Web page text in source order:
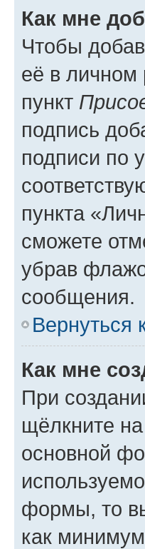
Как мне
Чтобы
её в личном
пункт
подпись
подписи по
пункта
сможете
убрав
сообщения.
Вернуться
Как мне
При
щёлкните
основной
формы, то
как